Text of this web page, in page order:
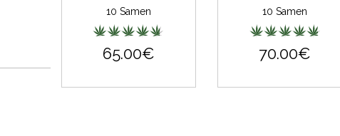
10 Samen
65.00€
10 Samen
70.00€